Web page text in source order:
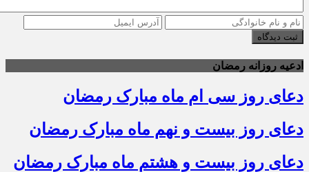
ثبت دیدگاه
ادعیه روزانه رمضان
دعای روز سی ام ماه مبارک رمضان
دعای روز بیست و نهم ماه مبارک رمضان
دعای روز بیست و هشتم ماه مبارک رمضان